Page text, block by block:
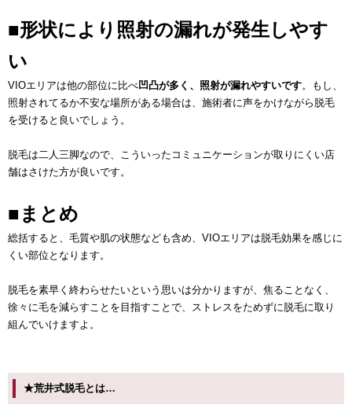
■形状により照射の漏れが発生しやす
い
VIOエリアは他の部位に比べ凹凸が多く、照射が漏れやすいです。もし、
照射されてるか不安な場所がある場合は、施術者に声をかけながら脱毛
を受けると良いでしょう。
脱毛は二人三脚なので、こういったコミュニケーションが取りにくい店
舗はさけた方が良いです。
■まとめ
総括すると、毛質や肌の状態なども含め、VIOエリアは脱毛効果を感じに
くい部位となります。
脱毛を素早く終わらせたいという思いは分かりますが、焦ることなく、
徐々に毛を減らすことを目指すことで、ストレスをためずに脱毛に取り
組んでいけますよ。
★荒井式脱毛とは…